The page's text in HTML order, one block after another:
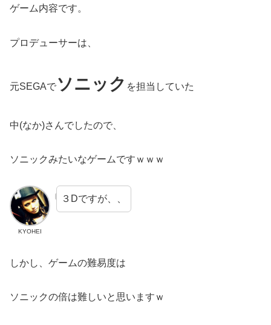
ゲーム内容です。
プロデューサーは、
元SEGAでソニック を担当していた
中(なか)さんでしたので、
ソニックみたいなゲームですｗｗｗ
KYOHEI
３Dですが、、
しかし、ゲームの難易度は
ソニックの倍は難しいと思いますｗ